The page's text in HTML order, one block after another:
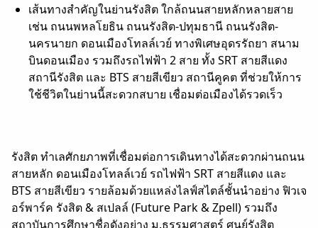
เส้นทางสำคัญในย่านรังสิต ใกล้ถนนสายหลักหลายสาย
เช่น ถนนพหลโยธิน ถนนรังสิต-ปทุมธานี ถนนรังสิต-
นครนายก ดอนเมืองโทลล์เวย์ ทางพิเศษอุดรรัถยา สนาม
บินดอนเมือง รวมถึงรถไฟฟ้า 2 สาย ทั้ง SRT สายสีแดง
สถานีรังสิต และ BTS สายสีเขียว สถานีคูคต ที่ช่วยให้การ
ใช้ชีวิตในย่านนี้สะดวกสบาย เชื่อมต่อเมืองได้รวดเร็ว
รังสิต ทำเลศักยภาพที่เชื่อมต่อการเดินทางได้สะดวกผ่านถนน
สายหลัก ดอนเมืองโทลล์เวย์ รถไฟฟ้า SRT สายสีแดง และ
BTS สายสีเขียว รายล้อมด้วยแหล่งไลฟ์สไตล์ชั้นนำอย่าง ฟิวเจ
อร์พาร์ค รังสิต & สเปลล์ (Future Park & Zpell) รวมถึง
สถาบันการศึกษาชื่อดังอย่าง ม.ธรรมศาสตร์ ศูนย์รังสิต